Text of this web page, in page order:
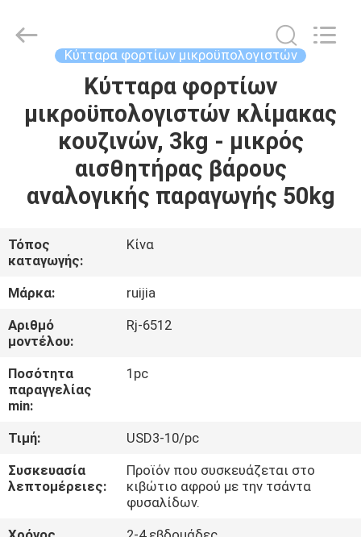
ΠΡΟΪΌΝΤΑ
ΒΊΝΤΕΟ
ΠΕΡΊΠΟΥ
ΕΜΕΊΣ
ΓΎΡΟΣ
ΕΡΓΟΣΤΑΣΊΩΝ
ΠΟΙΟΤΙΚΌΣ
ΈΛΕΓΧΟΣ
ΜΑΣ
Instruments
Κύτταρα φορτίων μικροϋπολογιστών
Κύτταρα φορτίων
μικροϋπολογιστών κλίμακας
κουζινών, 3kg - μικρός
αισθητήρας βάρους
αναλογικής παραγωγής 50kg
Τόπος
καταγωγής:
Κίνα
Μάρκα:
ruijia
Αριθμό
μοντέλου:
Rj-6512
Ποσότητα
παραγγελίας
min:
1pc
Τιμή:
USD3-10/pc
Συσκευασία
λεπτομέρειες:
Προϊόν που συσκευάζεται στο
κιβώτιο αφρού με την τσάντα
φυσαλίδων.